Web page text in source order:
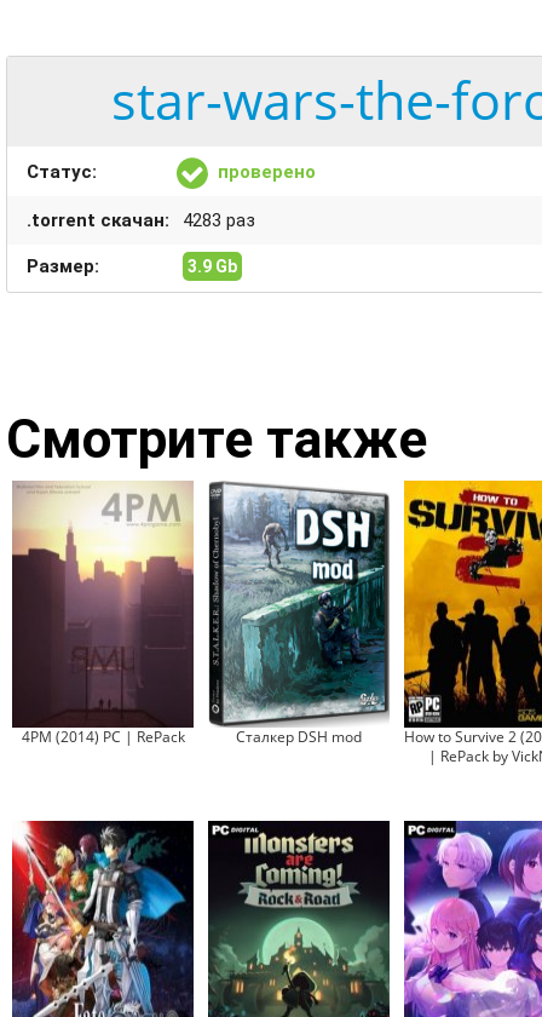
star-wars-the-
Статус: проверено
.torrent скачан: 4283 раз
Размер: 3.9 Gb
Смотрите также
4PM (2014) PC | RePack Сталкер DSH mod
How to Survive 2
| RePack by